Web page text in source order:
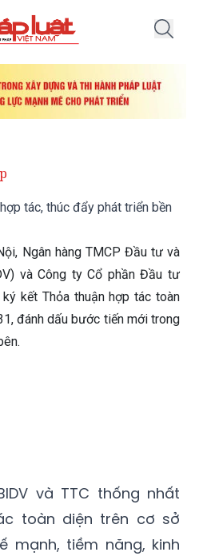
tác, thúc đẩy phát triển bền
Ngân hàng TMCP Đầu tư và
và Công ty Cổ phần Đầu tư
ký kết Thỏa thuận hợp tác toàn
đánh dấu bước tiến mới trong
và TTC thống nhất
toàn diện trên cơ sở
mạnh, tiềm năng, kinh